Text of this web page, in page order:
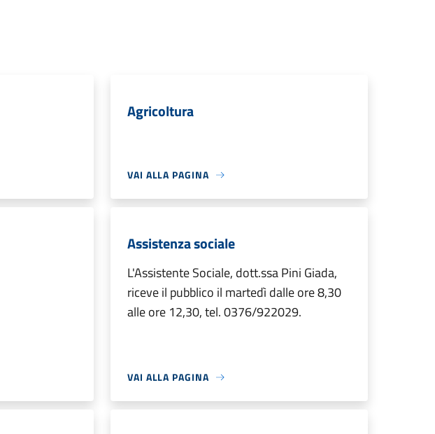
Agricoltura
VAI ALLA PAGINA
Assistenza sociale
L'Assistente Sociale, dott.ssa Pini Giada,
riceve il pubblico il martedì dalle ore 8,30
alle ore 12,30, tel. 0376/922029.
VAI ALLA PAGINA